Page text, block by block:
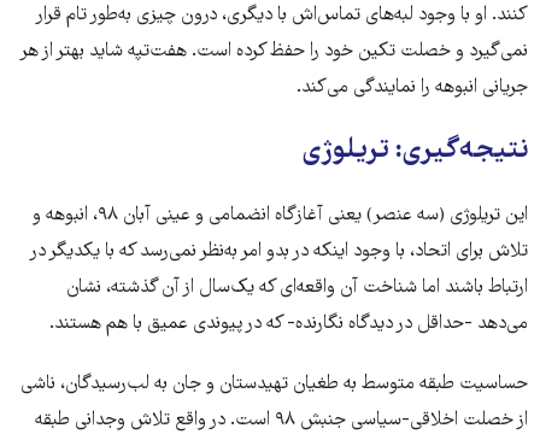
کنند. او با وجود لبه‌های تماس‌اش با دیگری، درون چیزی به‌طور تام قرار
نمی‌گیرد و خصلت تکین خود را حفظ کرده است. هفت‌تپه شاید بهتر از هر
جریانی انبوهه را نمایندگی می‌کند.
نتیجه‌گیری: تریلوژی
این تریلوژی (سه عنصر) یعنی آغازگاه انضمامی و عینی آبان ۹۸، انبوهه و
تلاش برای اتحاد، با وجود اینکه در بدو امر به‌نظر نمی‌رسد که با یکدیگر در
ارتباط باشند اما شناخت آن واقعه‌ای که یک‌سال از آن گذشته، نشان
می‌دهد -حداقل در دیدگاه نگارنده- که در پیوندی عمیق با هم هستند.
حساسیت طبقه متوسط به طغیان تهیدستان و جان به لب‌رسیدگان، ناشی
از خصلت اخلاقی-سیاسی جنبش ۹۸ است. در واقع تلاش وجدانی طبقه